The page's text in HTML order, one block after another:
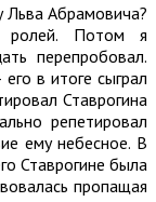
Льва Абрамовича?
ролей. Потом я
перепробовал.
в итоге сыграл
Ставрогина
репетировал
ему небесное. В
Ставрогине была
пропащая